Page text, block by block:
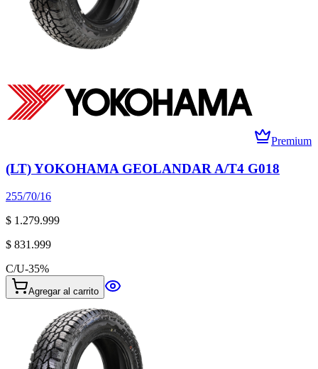
Premium
(LT) YOKOHAMA GEOLANDAR A/T4 G018
255/70/16
$ 1.279.999
$ 831.999
C/U-35%
Agregar al carrito